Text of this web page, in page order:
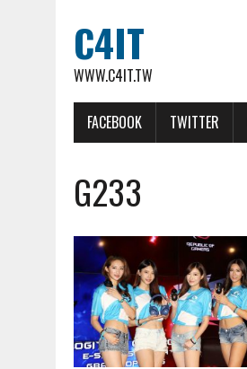
C4IT
WWW.C4IT.TW
FACEBOOK TWITTER
G233